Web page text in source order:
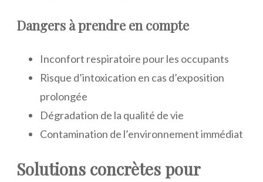
Dangers à prendre en compte
Inconfort respiratoire pour les occupants
Risque d’intoxication en cas d’exposition
prolongée
Dégradation de la qualité de vie
Contamination de l’environnement immédiat
Solutions concrètes pour